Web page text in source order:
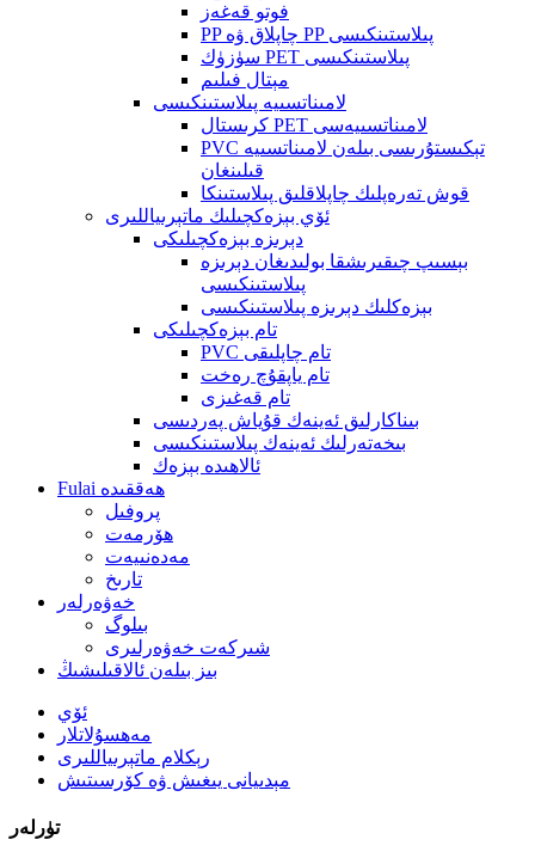
فوتو قەغەز
PP چاپلاق ۋە PP پىلاستىنكىسى
سۈزۈك PET پىلاستىنكىسى
مېتال فىلىم
لامىناتسىيە پىلاستىنكىسى
كرىستال PET لامىناتسىيەسى
PVC تېكىستۇرىسى بىلەن لامىناتسىيە
قىلىنغان
قوش تەرەپلىك چاپلاقلىق پىلاستىنكا
ئۆي بېزەكچىلىك ماتېرىياللىرى
دېرىزە بېزەكچىلىكى
بېسىپ چىقىرىشقا بولىدىغان دېرىزە
پىلاستىنكىسى
بېزەكلىك دېرىزە پىلاستىنكىسى
تام بېزەكچىلىكى
PVC تام چاپلىقى
تام ياپقۇچ رەخت
تام قەغىزى
بىناكارلىق ئەينەك قۇياش پەردىسى
بىخەتەرلىك ئەينەك پىلاستىنكىسى
ئالاھىدە بېزەك
Fulai ھەققىدە
پروفىل
ھۆرمەت
مەدەنىيەت
تارىخ
خەۋەرلەر
بىلوگ
شىركەت خەۋەرلىرى
بىز بىلەن ئالاقىلىشىڭ
ئۆي
مەھسۇلاتلار
رېكلام ماتېرىياللىرى
مېدىيانى يىغىش ۋە كۆرسىتىش
تۈرلەر